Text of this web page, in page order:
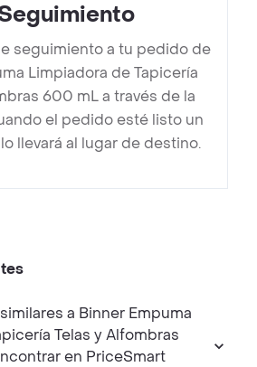
seguimiento a tu pedido de
Limpiadora de Tapicería
600 mL a través de la
el pedido esté listo un
llevará al lugar de destino.
a Binner Empuma
Telas y Alfombras
en PriceSmart